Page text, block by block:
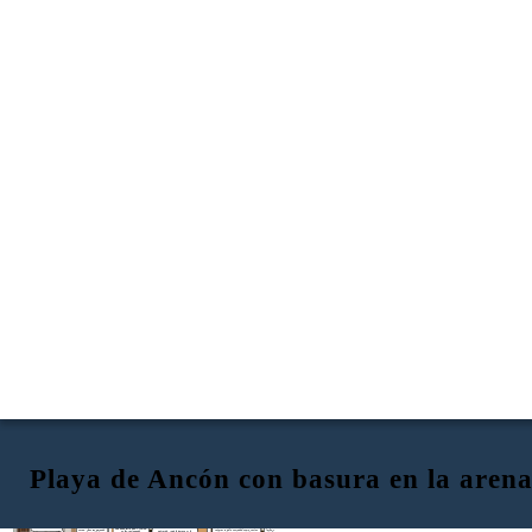
Playa de Ancón con basura en la
retener toda la suciedad, como restos
Jorge, ¿has investigado largo, 40 cm de ancho y 45 cm
Puedo dejarle en S/. 140.00